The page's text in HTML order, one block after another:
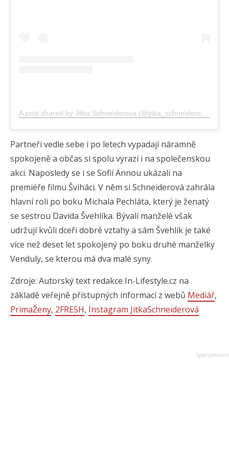
Partneři vedle sebe i po letech vypadají náramně
spokojeně a občas si spolu vyrazí i na společenskou
akci. Naposledy se i se Sofií Annou ukázali na
premiéře filmu Šviháci. V něm si Schneiderová zahrála
hlavní roli po boku Michala Pechláta, který je ženatý
se sestrou Davida Švehlíka. Bývalí manželé však
udržují kvůli dceři dobré vztahy a sám Švehlík je také
více než deset let spokojený po boku druhé manželky
Venduly, se kterou má dva malé syny.
Zdroje: Autorský text redakce In-Lifestyle.cz na
základě veřejně přístupných informací z webů Mediář,
PrimaŽeny, 2FRESH, Instagram JitkaSchneiderová